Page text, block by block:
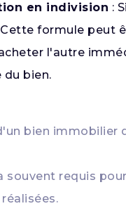
en indivision :
formule peut
l'autre
du bien.
bien immobilier
souvent requis